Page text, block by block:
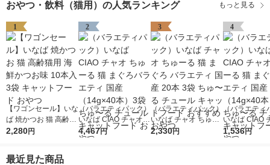
おやつ・飲料（猫用）の人気ランキング もっと見る
1
【ワゴンセール】いな
ば 焼かつお 猫 高齢猫
用 海鮮かつお味 10本
2,280円
2
（バラエティパック）
いなば CIAO チャオ
ちゅーる 猫 まぐろバ
4,467円
3
（バラエティパック）
いなば チャオ ちゅー
る 猫 まぐろ バラエテ
2,330円
4
（バラエティ
いなば CIAO
ちゅーる 猫
1,536円
最近見た商品